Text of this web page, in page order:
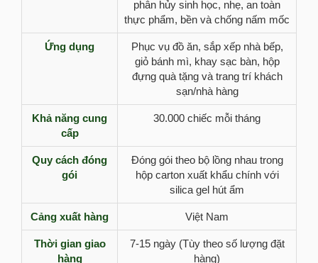
phân hủy sinh học, nhẹ, an toàn
thực phẩm, bền và chống nấm mốc
Ứng dụng
Phục vụ đồ ăn, sắp xếp nhà bếp,
giỏ bánh mì, khay sạc bàn, hộp
đựng quà tặng và trang trí khách
sạn/nhà hàng
Khả năng cung
cấp
30.000 chiếc mỗi tháng
Quy cách đóng
gói
Đóng gói theo bộ lồng nhau trong
hộp carton xuất khẩu chính với
silica gel hút ẩm
Cảng xuất hàng Việt Nam
Thời gian giao
hàng
7-15 ngày (Tùy theo số lượng đặt
hàng)